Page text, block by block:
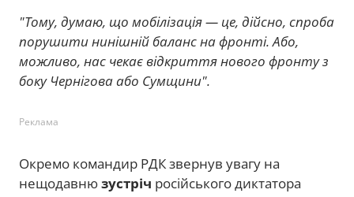
"Тому, думаю, що мобілізація — це, дійсно, спроба
порушити нинішній баланс на фронті. Або,
можливо, нас чекає відкриття нового фронту з
боку Чернігова або Сумщини".
Реклама
Окремо командир РДК звернув увагу на
нещодавнюзустріч російського диктатора